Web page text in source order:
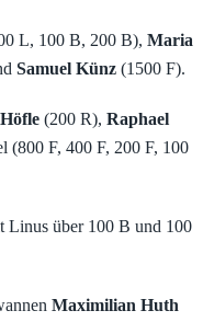
L, 100 B, 200 B), Maria
Samuel Künz (1500 F).
(200 R), Raphael
(800 F, 400 F, 200 F, 100
Linus über 100 B und 100
Maximilian Huth